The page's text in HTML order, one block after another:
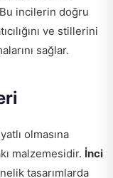
incilerin doğru
ve stillerini
sağlar.
olmasına
malzemesidir. İnci
tasarımlarda